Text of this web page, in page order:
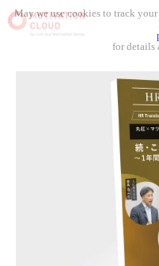
May we use cookies to track
for details